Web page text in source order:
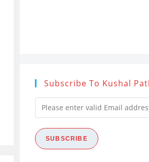
Subscribe To Kushal
Please
enter
valid
Email
SUBSCRIBE